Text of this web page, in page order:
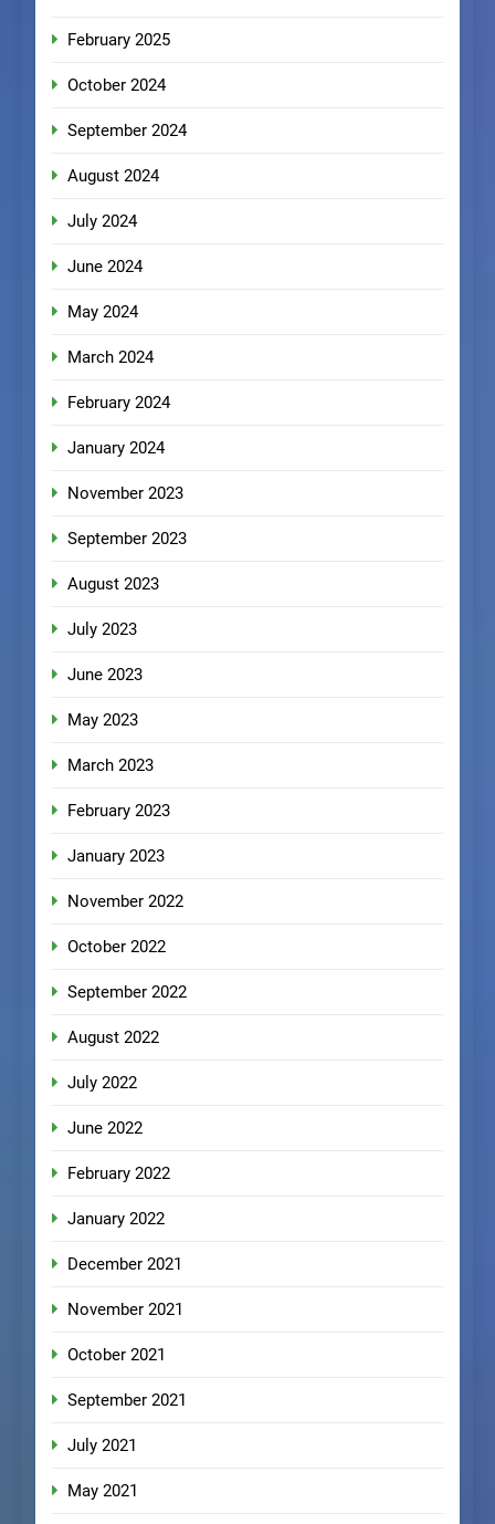
February 2025
October 2024
September 2024
August 2024
July 2024
June 2024
May 2024
March 2024
February 2024
January 2024
November 2023
September 2023
August 2023
July 2023
June 2023
May 2023
March 2023
February 2023
January 2023
November 2022
October 2022
September 2022
August 2022
July 2022
June 2022
February 2022
January 2022
December 2021
November 2021
October 2021
September 2021
July 2021
May 2021